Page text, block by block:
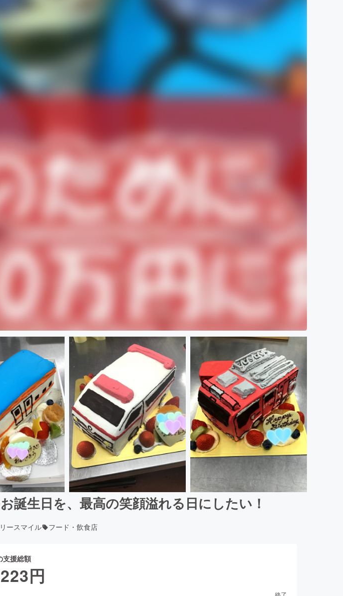
誕生日を、最高の笑顔溢れる日にしたい！
ースマイル フード・飲食店
支援総額
円